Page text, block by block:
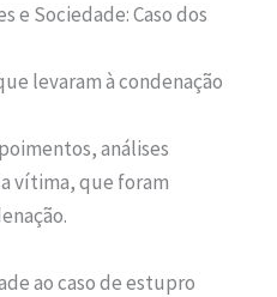
e Sociedade: Caso dos
levaram à condenação
análises
vítima, que foram
ao caso de estupro